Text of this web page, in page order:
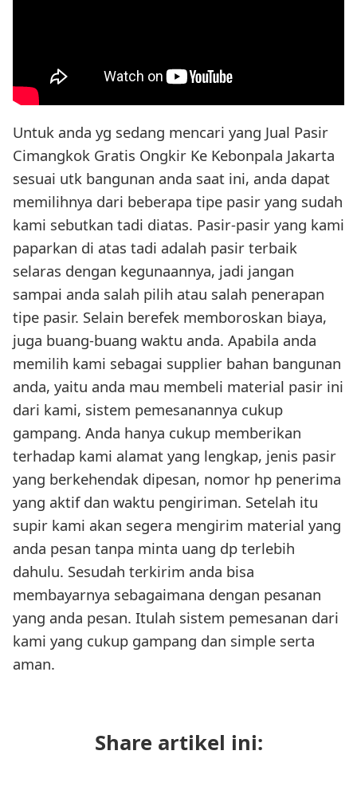
Untuk anda yg sedang mencari yang Jual Pasir
Cimangkok Gratis Ongkir Ke Kebonpala Jakarta
sesuai utk bangunan anda saat ini, anda dapat
memilihnya dari beberapa tipe pasir yang sudah
kami sebutkan tadi diatas. Pasir-pasir yang kami
paparkan di atas tadi adalah pasir terbaik
selaras dengan kegunaannya, jadi jangan
sampai anda salah pilih atau salah penerapan
tipe pasir. Selain berefek memboroskan biaya,
juga buang-buang waktu anda. Apabila anda
memilih kami sebagai supplier bahan bangunan
anda, yaitu anda mau membeli material pasir ini
dari kami, sistem pemesanannya cukup
gampang. Anda hanya cukup memberikan
terhadap kami alamat yang lengkap, jenis pasir
yang berkehendak dipesan, nomor hp penerima
yang aktif dan waktu pengiriman. Setelah itu
supir kami akan segera mengirim material yang
anda pesan tanpa minta uang dp terlebih
dahulu. Sesudah terkirim anda bisa
membayarnya sebagaimana dengan pesanan
yang anda pesan. Itulah sistem pemesanan dari
kami yang cukup gampang dan simple serta
aman.
Share artikel ini: